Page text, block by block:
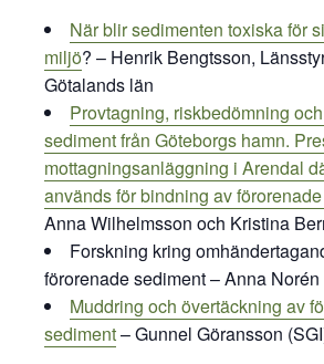
När blir sedimenten toxiska för
miljö? – Henrik Bengtsson,
Götalands län
Provtagning, riskbedömning
sediment från Göteborgs hamn.
mottagningsanläggning i Arendal
används för bindning av
Anna Wilhelmsson och Kristina
Forskning kring
förorenade sediment – Anna
Muddring och övertäckning av
sediment– Gunnel Göransson